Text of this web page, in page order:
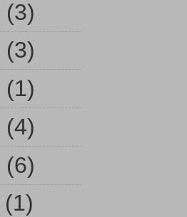
(3)
(3)
(1)
(4)
(6)
(1)